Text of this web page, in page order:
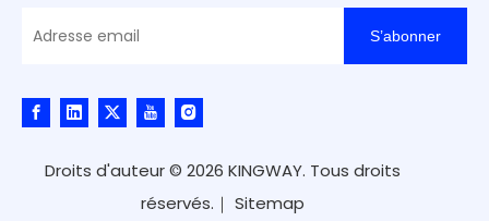
S’abonner
Droits d'auteur © 2026 KINGWAY. Tous droits
réservés.｜ Sitemap